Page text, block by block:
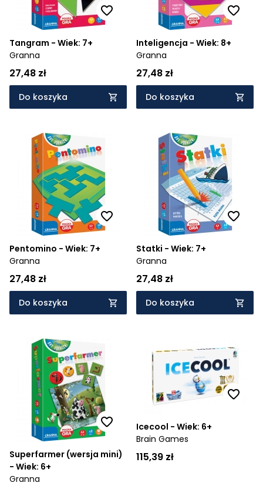
Tangram - Wiek: 7+
Granna
27,48 zł
Do koszyka
Inteligencja - Wiek: 8+
Granna
27,48 zł
Do koszyka
Pentomino - Wiek: 7+
Granna
27,48 zł
Do koszyka
Statki - Wiek: 7+
Granna
27,48 zł
Do koszyka
Superfarmer (wersja mini)
- Wiek: 6+
Granna
Icecool - Wiek: 6+
Brain Games
115,39 zł